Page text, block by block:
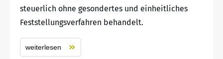
steuerlich ohne gesondertes und einheitliches
Feststellungsverfahren behandelt.
weiterlesen